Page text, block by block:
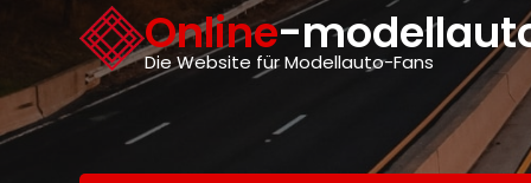
Online-
Die Website für Modellauto-Fans
Cookie-Einstellungen